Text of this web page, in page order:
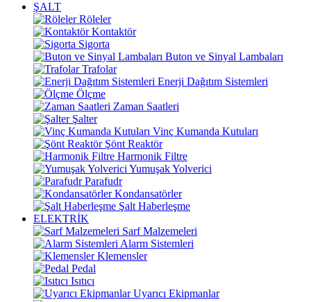
ŞALT
Röleler
Kontaktör
Sigorta
Buton ve Sinyal Lambaları
Trafolar
Enerji Dağıtım Sistemleri
Ölçme
Zaman Saatleri
Şalter
Vinç Kumanda Kutuları
Şönt Reaktör
Harmonik Filtre
Yumuşak Yolverici
Parafudr
Kondansatörler
Şalt Haberleşme
ELEKTRİK
Sarf Malzemeleri
Alarm Sistemleri
Klemensler
Pedal
Isıtıcı
Uyarıcı Ekipmanlar